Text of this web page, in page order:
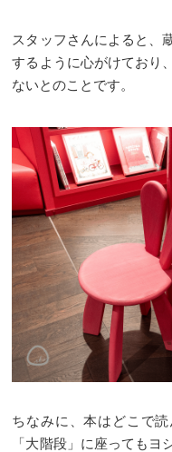
スタッフさんによると、
するように心がけており
ないとのことです。
ちなみに、本はどこで
「大階段」に座ってもヨ